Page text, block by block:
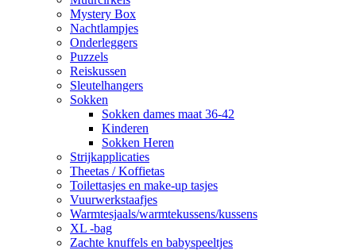
Mystery Box
Nachtlampjes
Onderleggers
Puzzels
Reiskussen
Sleutelhangers
Sokken
Sokken dames maat 36-42
Kinderen
Sokken Heren
Strijkapplicaties
Theetas / Koffietas
Toilettasjes en make-up tasjes
Vuurwerkstaafjes
Warmtesjaals/warmtekussens/kussens
XL -bag
Zachte knuffels en babyspeeltjes